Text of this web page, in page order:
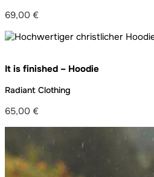
69,00 €
It is finished – Hoodie
Radiant Clothing
65,00 €